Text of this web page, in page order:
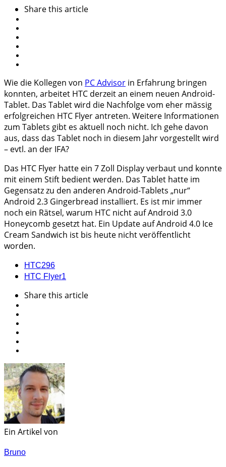
Sharethis article
Wie die Kollegen von PC Advisor in Erfahrung bringen
konnten, arbeitet HTC derzeit an einem neuen Android-
Tablet. Das Tablet wird die Nachfolge vom eher mässig
erfolgreichen HTC Flyer antreten. Weitere Informationen
zum Tablets gibt es aktuell noch nicht. Ich gehe davon
aus, dass das Tablet noch in diesem Jahr vorgestellt wird
– evtl. an der IFA?
Das HTC Flyer hatte ein 7 Zoll Display verbaut und konnte
mit einem Stift bedient werden. Das Tablet hatte im
Gegensatz zu den anderen Android-Tablets „nur“
Android 2.3 Gingerbread installiert. Es ist mir immer
noch ein Rätsel, warum HTC nicht auf Android 3.0
Honeycomb gesetzt hat. Ein Update auf Android 4.0 Ice
Cream Sandwich ist bis heute nicht veröffentlicht
worden.
HTC296
HTC Flyer1
Sharethis article
Ein Artikel von
Bruno